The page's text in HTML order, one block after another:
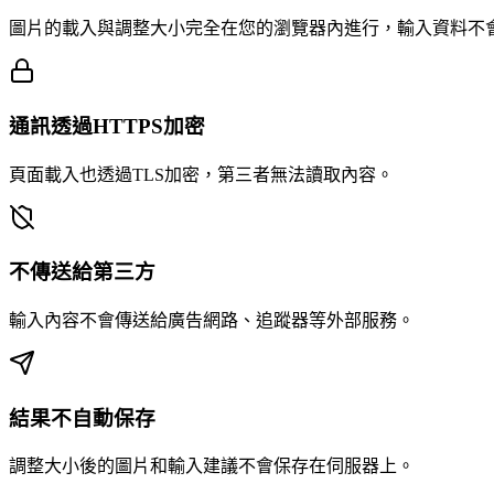
圖片的載入與調整大小完全在您的瀏覽器內進行，輸入資料不
通訊透過HTTPS加密
頁面載入也透過TLS加密，第三者無法讀取內容。
不傳送給第三方
輸入內容不會傳送給廣告網路、追蹤器等外部服務。
結果不自動保存
調整大小後的圖片和輸入建議不會保存在伺服器上。